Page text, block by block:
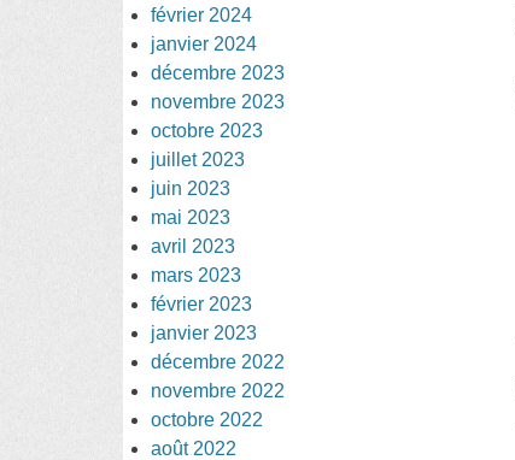
février 2024
janvier 2024
décembre 2023
novembre 2023
octobre 2023
juillet 2023
juin 2023
mai 2023
avril 2023
mars 2023
février 2023
janvier 2023
décembre 2022
novembre 2022
octobre 2022
août 2022